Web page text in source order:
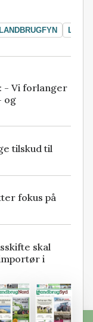
LANDBRUGFYN
- Vi forlanger
og
tilskud til
fokus på
skal
i